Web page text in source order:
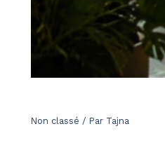
Non classé / Par Tajna